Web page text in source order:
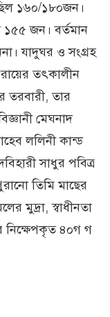
১৬০/১৮০জন।
জন। বর্তমান
যাদুঘর ও সংগ্রহ
রায়ের তৎকালীন
তরবারী, তার
মেঘনাদ
ললিনী কান্ড
সাধুর পবিত্র
তিমি মাছের
মুদ্রা, স্বাধীনতা
নিক্ষেপকৃত ৪০গ গ